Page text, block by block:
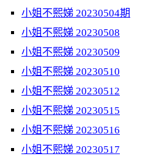
小姐不熙娣 20230504期
小姐不熙娣 20230508
小姐不熙娣 20230509
小姐不熙娣 20230510
小姐不熙娣 20230512
小姐不熙娣 20230515
小姐不熙娣 20230516
小姐不熙娣 20230517